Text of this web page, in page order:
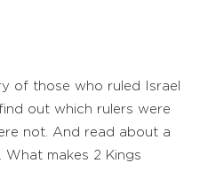
of those who ruled Israel
out which rulers were
not. And read about a
What makes 2 Kings